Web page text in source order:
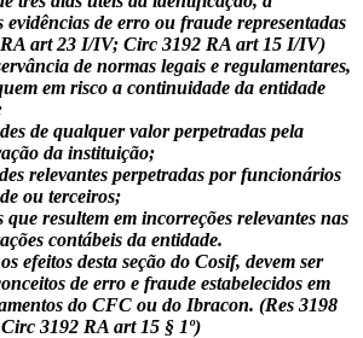
evidências de erro ou fraude representadas
art 23 I/IV; Circ 3192 RA art 15 I/IV)
de normas legais e regulamentares,
em risco a continuidade da entidade
de qualquer valor perpetradas pela
da instituição;
relevantes perpetradas por funcionários
ou terceiros;
que resultem em incorreções relevantes nas
contábeis da entidade.
efeitos desta seção do Cosif, devem ser
de erro e fraude estabelecidos em
do CFC ou do Ibracon. (Res 3198
3192 RA art 15 § 1º)